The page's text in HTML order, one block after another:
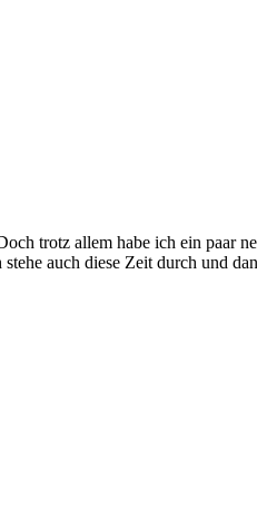
trotz allem habe ich ein paar
auch diese Zeit durch und